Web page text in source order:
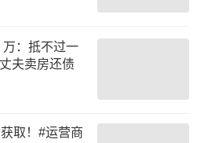
万：抵不过一
夫卖房还债
取！#运营商